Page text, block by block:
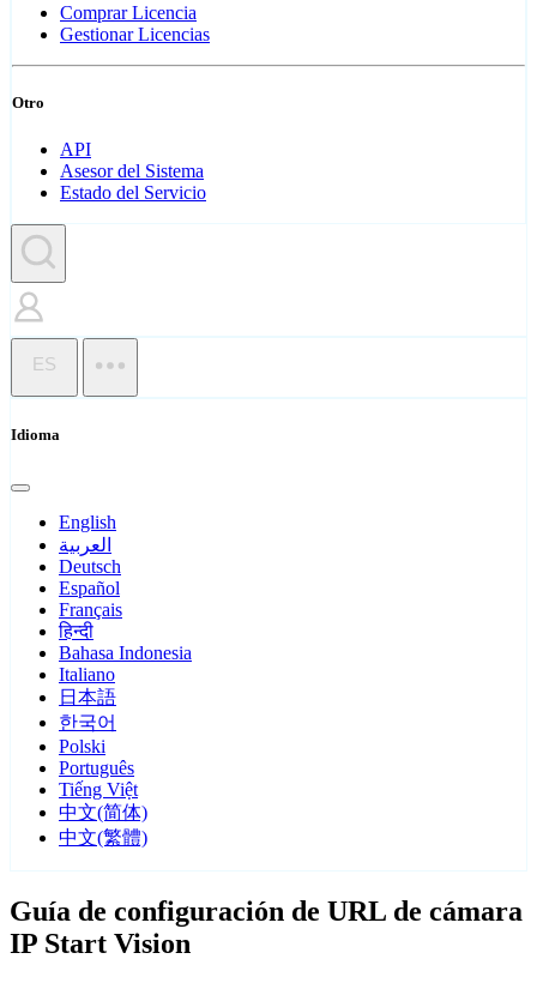
Comprar Licencia
Gestionar Licencias
Otro
API
Asesor del Sistema
Estado del Servicio
ES
Idioma
English
العربية
Deutsch
Español
Français
हिन्दी
Bahasa Indonesia
Italiano
日本語
한국어
Polski
Português
Tiếng Việt
中文(简体)
中文(繁體)
Guía de configuración de URL de cámara
IP Start Vision